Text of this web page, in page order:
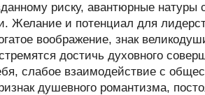
риску, авантюрные
Желание и потенциал для
воображение, знак
достичь духовного
слабое взаимодействие с
душевного романтизма,